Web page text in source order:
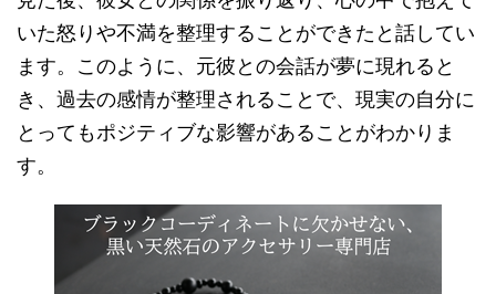
いた怒りや不満を整理することができたと話してい
ます。このように、元彼との会話が夢に現れると
き、過去の感情が整理されることで、現実の自分に
とってもポジティブな影響があることがわかりま
す。